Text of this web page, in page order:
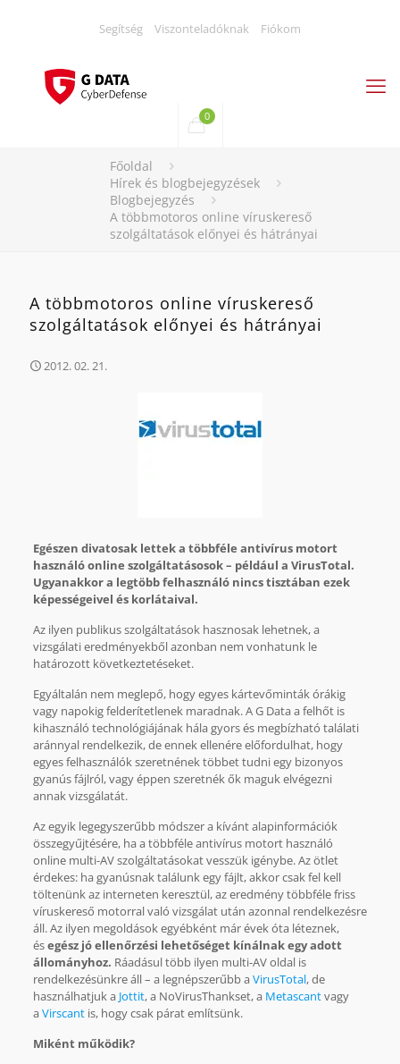
Segítség Viszonteladóknak Fiókom
0
Főoldal
Hírek és blogbejegyzések
Blogbejegyzés
A többmotoros online víruskereső
szolgáltatások előnyei és hátrányai
A többmotoros online víruskereső
szolgáltatások előnyei és hátrányai
2012. 02. 21.
Egészen divatosak lettek a többféle antivírus motort
használó online szolgáltatásosok – például a VirusTotal.
Ugyanakkor a legtöbb felhasználó nincs tisztában ezek
képességeivel és korlátaival.
Az ilyen publikus szolgáltatások hasznosak lehetnek, a
vizsgálati eredményekből azonban nem vonhatunk le
határozott következtetéseket.
Egyáltalán nem meglepő, hogy egyes kártevőminták órákig
vagy napokig felderítetlenek maradnak. A G Data a felhőt is
kihasználó technológiájának hála gyors és megbízható találati
aránnyal rendelkezik, de ennek ellenére előfordulhat, hogy
egyes felhasználók szeretnének többet tudni egy bizonyos
gyanús fájlról, vagy éppen szeretnék ők maguk elvégezni
annak vizsgálatát.
Az egyik legegyszerűbb módszer a kívánt alapinformációk
összegyűjtésére, ha a többféle antivírus motort használó
online multi-AV szolgáltatásokat vesszük igénybe. Az ötlet
érdekes: ha gyanúsnak találunk egy fájlt, akkor csak fel kell
töltenünk az interneten keresztül, az eredmény többféle friss
víruskereső motorral való vizsgálat után azonnal rendelkezésre
áll. Az ilyen megoldások egyébként már évek óta léteznek,
ésegész jó ellenőrzési lehetőséget kínálnak egy adott
állományhoz. Ráadásul több ilyen multi-AV oldal is
rendelkezésünkre áll – a legnépszerűbb aVirusTotal, de
használhatjuk a Jottit, a NoVirusThankset, a Metascantvagy
aVirscantis, hogy csak párat említsünk.
Miként működik?